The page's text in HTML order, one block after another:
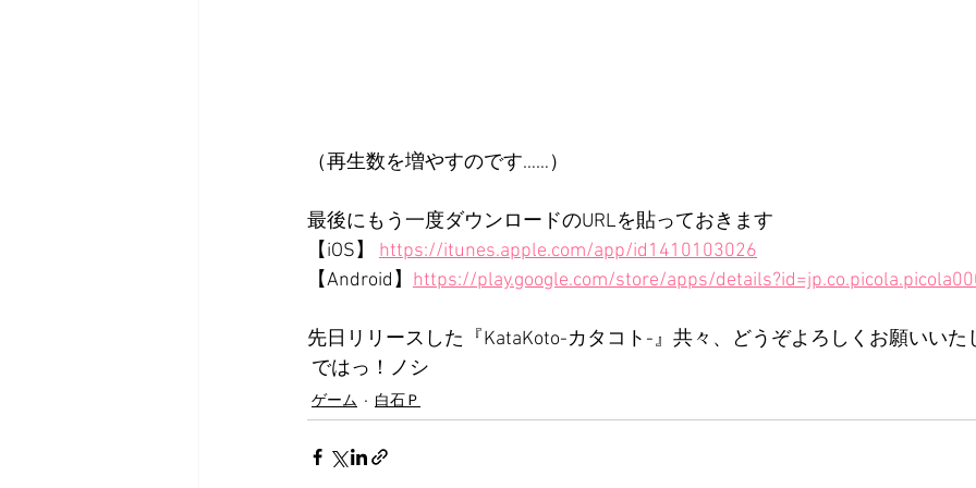
（再生数を増やすのです……）
最後にもう一度ダウンロードのURLを貼っておきます
【iOS】 https://itunes.apple.com/app/id1410103026
【Android】 https://play.google.com/store/apps/
先日リリースした『KataKoto-カタコト-』共々、どうぞよろしくお願いいた
ではっ！ノシ
ゲーム 白石Ｐ